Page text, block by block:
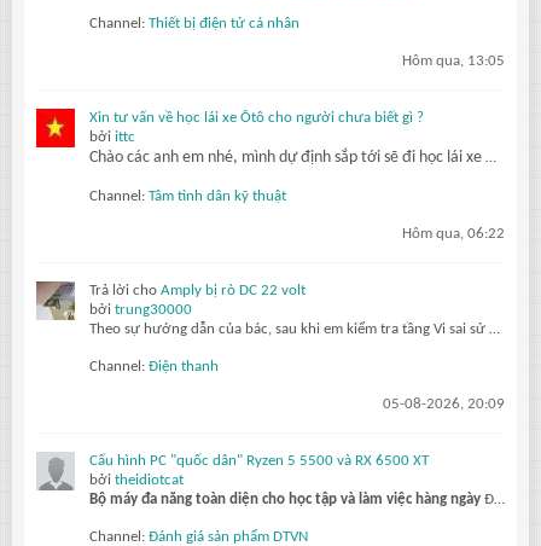
Channel: Thiết bị điện tử cá nhân
Hôm qua, 13:05
Xin tư vấn về học lái xe Ôtô cho người chưa biết gì ?
bởi ittc
Chào các anh em nhé, mình dự định sắp tới sẽ đi học lái xe Ôtô, thi lấy bằng lái. Cụ thể mình sẽ học và thi lấy giấy phép lái xe hạng B. Thật sự mình là người chưa có kiến thức hiểu biết gì về Ôtô cả ? tất nhiên mình sẽ phải
Channel: Tâm tình dân kỹ thuật
Hôm qua, 06:22
Trả lời cho Amply bị rò DC 22 volt
bởi trung30000
Theo sự hướng dẫn của bác, sau khi em kiểm tra tầng Vi sai sử dụng cặp c1815, tiếp đến là 1 con a1013, và cặp thúc sử dụng mje304g và mje305g, em đã tiến hành thay cặp Vi sai c1815 sau đó mở máy lên đo ngõ công suất DC 0,2V hai giây sau máy đo...
Channel: Điện thanh
05-08-2026, 20:09
Cấu hình PC "quốc dân" Ryzen 5 5500 và RX 6500 XT
bởi theidiotcat
Bộ máy đa năng toàn diện cho học tập và làm việc hàng ngày Đối với học sinh, sinh viên và người làm việc văn phòng, việc sở hữu một bộ PC cân bằng giữa học tập, công việc và giải trí là nhu cầu vô cùng thực tế. Combo Ryzen...
Channel: Đánh giá sản phẩm DTVN